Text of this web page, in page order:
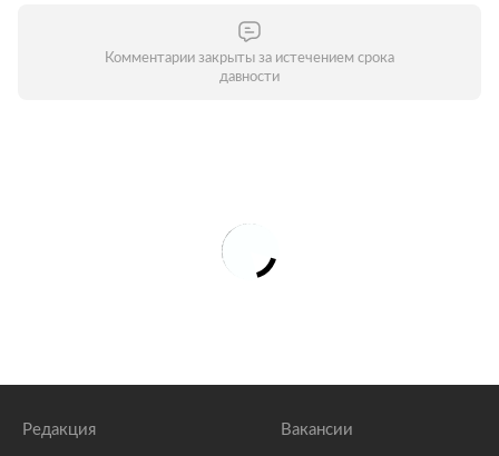
Комментарии закрыты за истечением срока
давности
Редакция Вакансии